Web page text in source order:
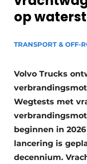
Privacy /
Vacature
op
TRANSPORT & OFF-
Volvo Trucks
Wegtests met
beginnen in
lancering is
decennium.